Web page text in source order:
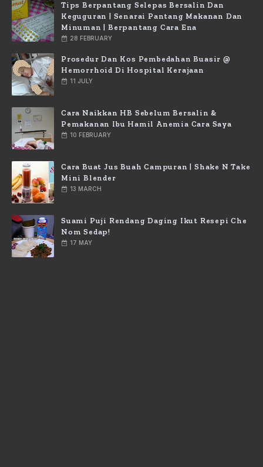
Tips Berpantang Selepas Bersalin Dan
Keguguran | Senarai Pantang Makanan Dan
Minuman | Berpantang Cara Ena
28 FEBRUARY
Prosedur Dan Kos Pembedahan Buasir @
Hemorrhoid Di Hospital Kerajaan
11 JULY
Cara Naikkan HB Sebelum Bersalin &
Pemakanan Ibu Hamil Anemia Cara Saya
10 FEBRUARY
Cara Buat Jus Buah Campuran | Shake N Take
Mini Blender
13 MARCH
Suami Puji Rendang Daging Ikut Resepi Che
Nom Sedap!
17 MAY